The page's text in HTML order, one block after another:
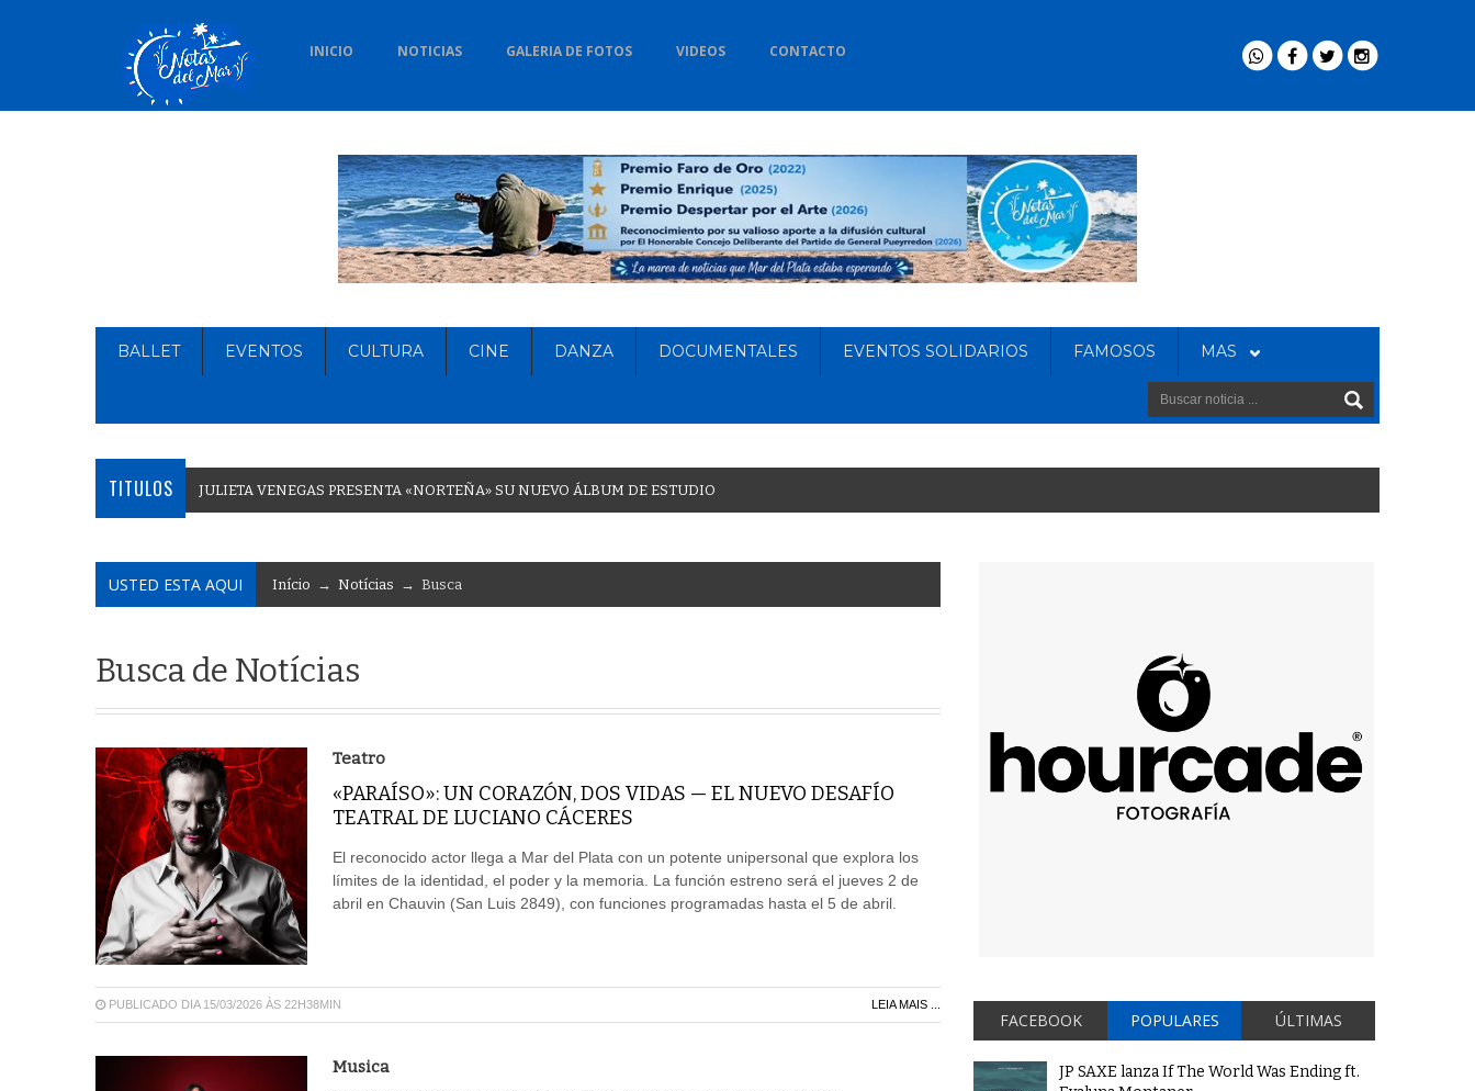
INICIO NOTICIAS GALERIA DE FOTOS VIDEOS CONTACTO
BALLET EVENTOS CULTURA CINE DANZA DOCUMENTALES EVENTOS SOLIDARIOS FAMOSOS MAS
TITULOS JULIETA VENEGAS PRESENTA «NORTEÑA» SU NUEVO ÁLBUM DE ESTUDIO
USTED ESTA AQUI Início → Notícias → Busca
Busca de Notícias
Teatro
«PARAÍSO»: UN CORAZÓN, DOS VIDAS — EL NUEVO DESAFÍO
TEATRAL DE LUCIANO CÁCERES
El reconocido actor llega a Mar del Plata con un potente unipersonal que explora los
límites de la identidad, el poder y la memoria. La función estreno será el jueves 2 de
abril en Chauvin (San Luis 2849), con funciones programadas hasta el 5 de abril.
PUBLICADO DIA 15/03/2026 ÀS 22H38MIN LEIA MAIS ...
Musica
FACEBOOK POPULARES ÚLTIMAS
JP SAXE lanza If The World Was Ending ft.